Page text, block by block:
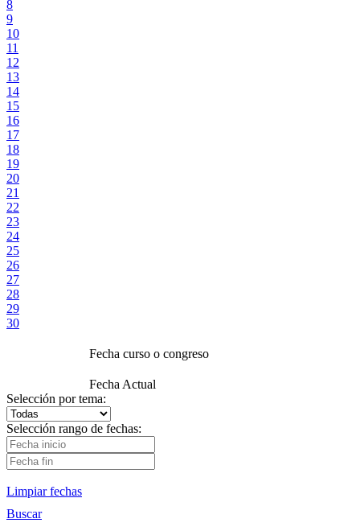
8
9
10
11
12
13
14
15
16
17
18
19
20
21
22
23
24
25
26
27
28
29
30
Fecha curso o congreso
Fecha Actual
Selección por tema:
Selección rango de fechas:
Limpiar fechas
Buscar